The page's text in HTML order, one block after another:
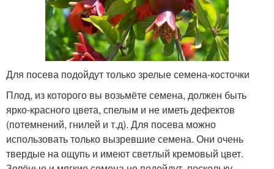
Для посева подойдут только зрелые семена-косточки
Плод, из которого вы возьмёте семена, должен быть
ярко-красного цвета, спелым и не иметь дефектов
(потемнений, гнилей и т.д). Для посева можно
использовать только вызревшие семена. Они очень
твердые на ощупь и имеют светлый кремовый цвет.